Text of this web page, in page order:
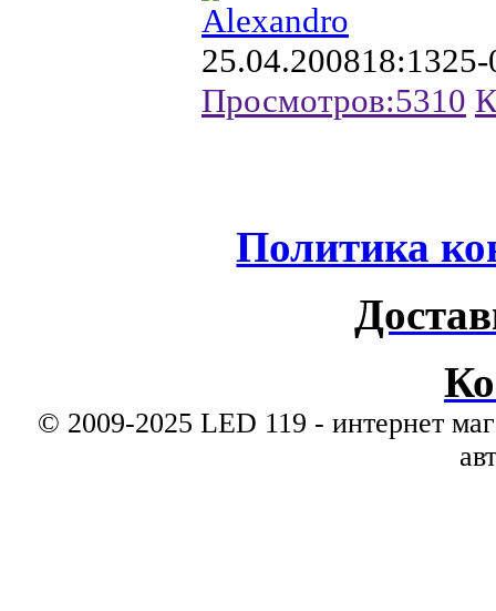
Alexandro
25.04.200818:13
Просмотров:5310
Политика
© 2009-2025 LED 119 - интернет